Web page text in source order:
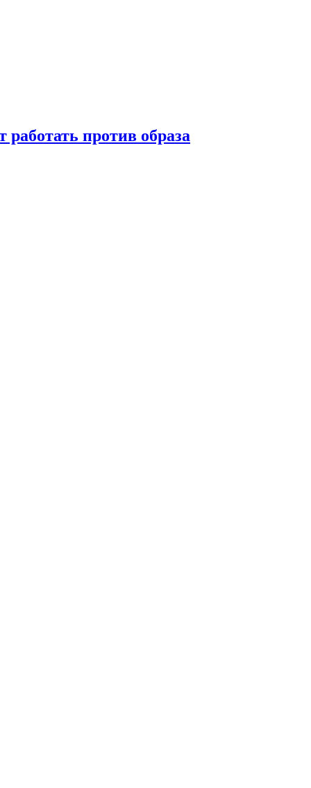
против образа